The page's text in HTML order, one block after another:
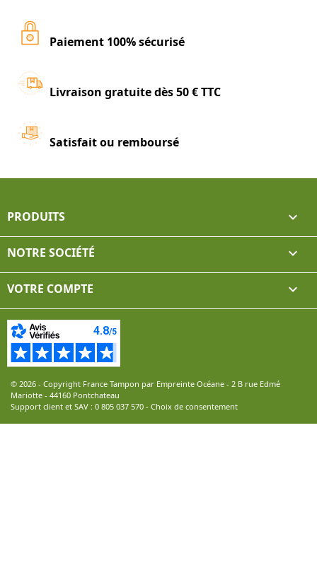
Paiement 100% sécurisé
Livraison gratuite dès 50 € TTC
Satisfait ou remboursé
PRODUITS 
NOTRE SOCIÉTÉ 
VOTRE COMPTE 
© 2026 - Copyright France Tampon par Empreinte Océane - 2 B rue Edmé
Mariotte - 44160 Pontchateau
Support client et SAV : 0 805 037 570 - Choix de consentement